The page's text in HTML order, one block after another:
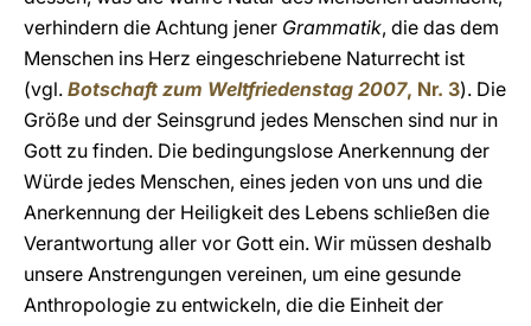
verhindern die Achtung jener Grammatik, die das dem
Menschen ins Herz eingeschriebene Naturrecht ist
(vgl. Botschaft zum Weltfriedenstag 2007, Nr. 3). Die
Größe und der Seinsgrund jedes Menschen sind nur in
Gott zu finden. Die bedingungslose Anerkennung der
Würde jedes Menschen, eines jeden von uns und die
Anerkennung der Heiligkeit des Lebens schließen die
Verantwortung aller vor Gott ein. Wir müssen deshalb
unsere Anstrengungen vereinen, um eine gesunde
Anthropologie zu entwickeln, die die Einheit der